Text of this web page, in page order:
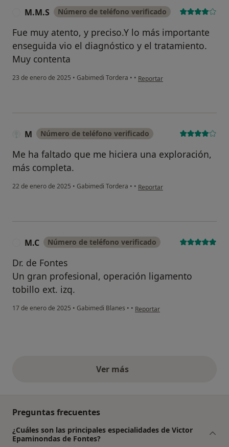
M.M.S Número de teléfono verificado
Fue muy atento, y preciso.Y lo más importante
enseguida vio el diagnóstico y el tratamiento.
Muy contenta
23 de enero de 2025 • Gabimedi Tordera • • en opinión del usuario M.M.S
Reportar
M Número de teléfono verificado
Me ha faltado que me hiciera una exploración,
más completa.
22 de enero de 2025 • Gabimedi Tordera • • en opinión del usuario M
Reportar
M.C Número de teléfono verificado
Dr. de Fontes
Un gran profesional, operación ligamento
tobillo ext. izq.
17 de enero de 2025 • Gabimedi Blanes • • en opinión del usuario M.C
Reportar
Ver másopiniones anteriores
Preguntas frecuentes
¿Cuáles son las principales especialidades de Victor
Epaminondas de Fontes?